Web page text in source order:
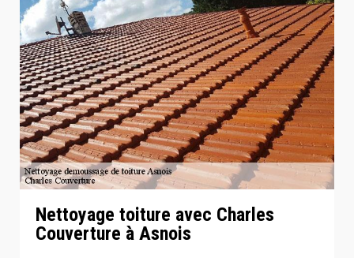
Nettoyage toiture avec Charles
Couverture à Asnois